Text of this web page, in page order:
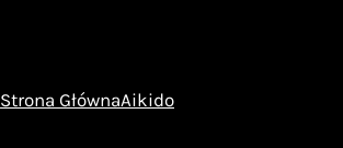
Strona GłównaAikido